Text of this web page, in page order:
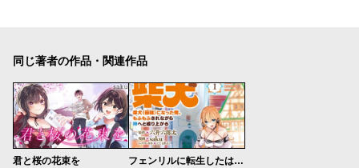
同じ著者の作品・関連作品
君と桜の花束を フェンリルに転生したはずがどう見ても柴犬